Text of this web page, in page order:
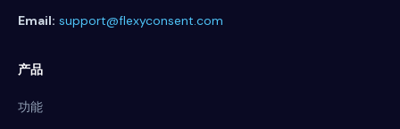
Email: support@flexyconsent.com
产品
功能